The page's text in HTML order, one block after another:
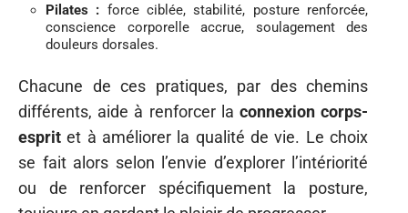
Pilates : force ciblée, stabilité, posture renforcée,
conscience corporelle accrue, soulagement des
douleurs dorsales.
Chacune de ces pratiques, par des chemins
différents, aide à renforcer la connexion corps-
esprit et à améliorer la qualité de vie. Le choix
se fait alors selon l’envie d’explorer l’intériorité
ou de renforcer spécifiquement la posture,